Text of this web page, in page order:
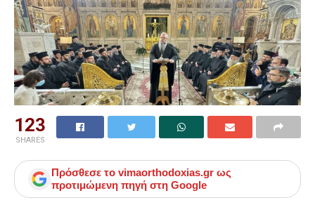
123
SHARES
Πρόσθεσε το vimaorthodoxias.gr ως
προτιμώμενη πηγή στη Google